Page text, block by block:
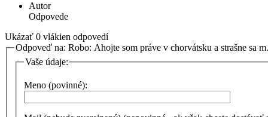
Autor
Odpovede
Ukázať 0 vlákien odpovedí
Odpoveď na: Robo: Ahojte som práve v chorvátsku a strašne sa
Vaše údaje:
Meno (povinné):